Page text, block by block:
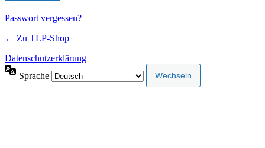
Passwort vergessen?
← Zu TLP-Shop
Datenschutzerklärung
Sprache